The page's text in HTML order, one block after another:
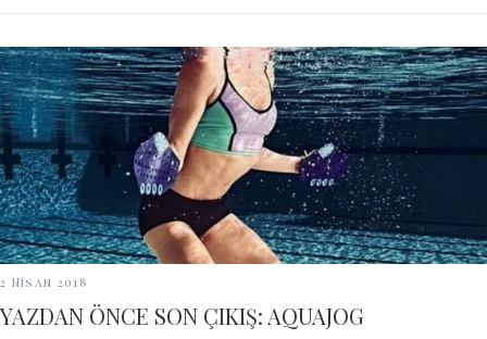
2 Nisan 2018
YAZDAN ÖNCE SON ÇIKIŞ: AQUAJOG